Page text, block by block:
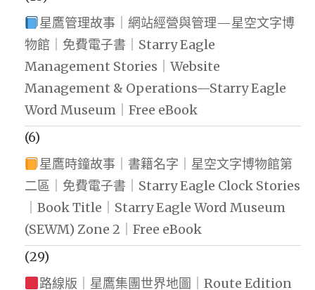
星鷹管理故事｜網站經營與管理—星空文字博
物館｜免費電子書｜Starry Eagle
Management Stories｜Website
Management & Operations—Starry Eagle
Word Museum｜Free eBook
(6)
星鷹時鐘故事｜書籍名字｜星空文字博物館第
二區｜免費電子書｜Starry Eagle Clock Stories
｜Book Title｜Starry Eagle Word Museum
(SEWM) Zone 2｜Free eBook
(29)
路線版｜星鷹集團世界地圖｜Route Edition